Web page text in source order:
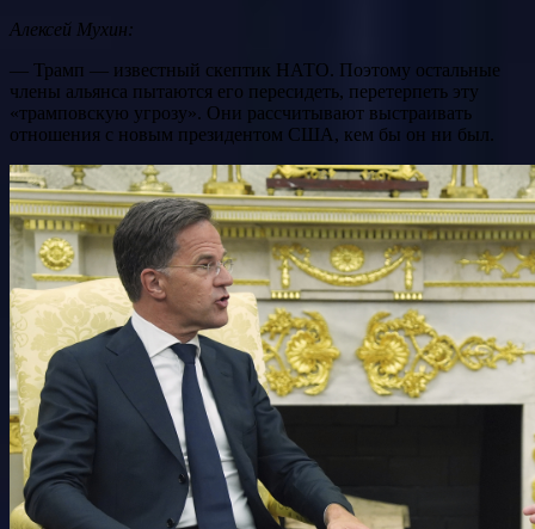
Алексей Мухин:
— Трамп — известный скептик НАТО. Поэтому остальные
члены альянса пытаются его пересидеть, перетерпеть эту
«трамповскую угрозу». Они рассчитывают выстраивать
отношения с новым президентом США, кем бы он ни был.